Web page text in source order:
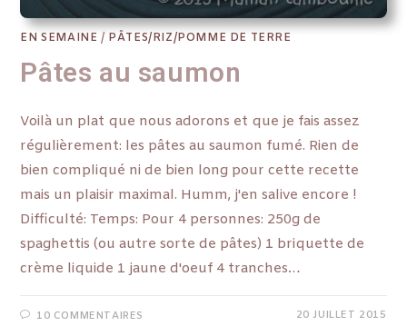
EN SEMAINE / PÂTES/RIZ/POMME DE TERRE
Pâtes au saumon
Voilà un plat que nous adorons et que je fais assez
régulièrement: les pâtes au saumon fumé. Rien de
bien compliqué ni de bien long pour cette recette
mais un plaisir maximal. Humm, j'en salive encore !
Difficulté: Temps: Pour 4 personnes: 250g de
spaghettis (ou autre sorte de pâtes) 1 briquette de
crème liquide 1 jaune d'oeuf 4 tranches…
10 COMMENTAIRES 20 JUILLET 2015